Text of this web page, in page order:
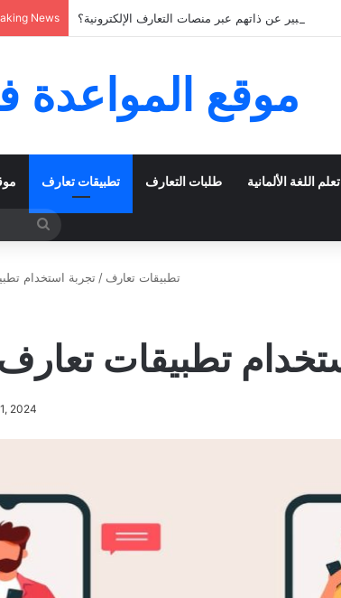
News التعبير عن ذاتهم عبر منصات التعارف الإلكترونية؟
موقع المواعدة
تطبيقات تعارف طلبات التعارف تعلم اللغة الألمانية
تطبيقات تعارف / تجربة استخدام
تطبيقات
2024